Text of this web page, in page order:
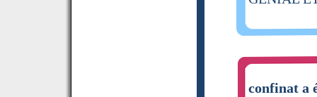
confinat a